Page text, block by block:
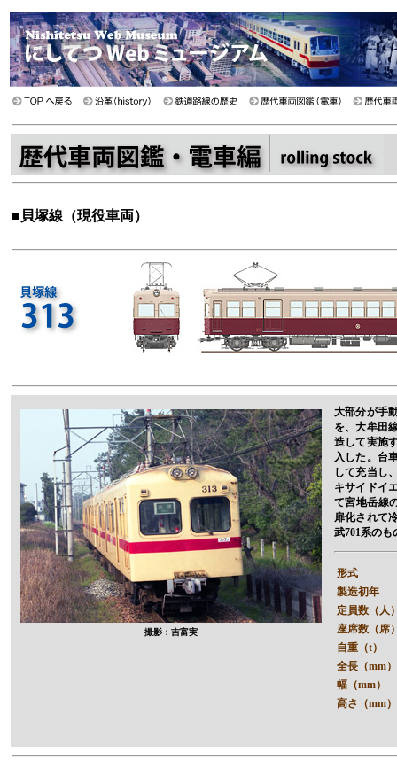
■ 貝塚線（現役車両）
撮影：吉富実
大部分が手
を、大牟田
造して実施
入した。台
して充当し
キサイドイ
て宮地岳線
扉化されて
武701系のも
形式
製造初年
定員数（人
座席数（席
自重（t）
全長（mm）
幅（mm）
高さ（mm）